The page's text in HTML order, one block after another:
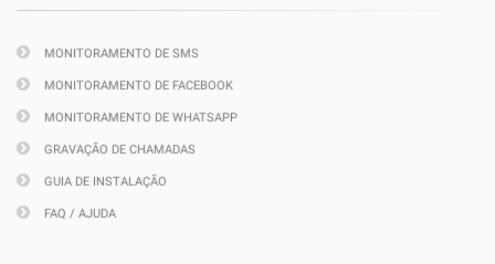
MONITORAMENTO DE SMS
MONITORAMENTO DE FACEBOOK
MONITORAMENTO DE WHATSAPP
GRAVAÇÃO DE CHAMADAS
GUIA DE INSTALAÇÃO
FAQ / AJUDA